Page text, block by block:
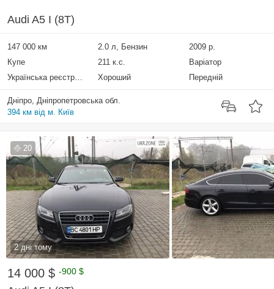
Audi A5 I (8T)
147 000 км 2.0 л, Бензин
2009 р.
Купе
211 к.с.
Варіатор
Українська реєстрація
Хороший Передній
Дніпро, Дніпропетровська обл.
394 км від м. Київ
20
2 дні тому
14 000 $ -900 $